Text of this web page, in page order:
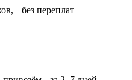
без переплат